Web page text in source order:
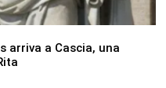
arriva a Cascia, una